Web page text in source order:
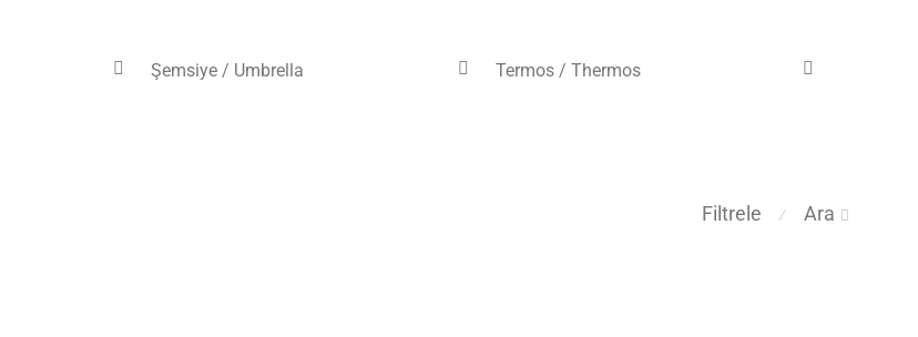
Şemsiye / Umbrella Termos / Thermos
Filtrele ⁄ Ara